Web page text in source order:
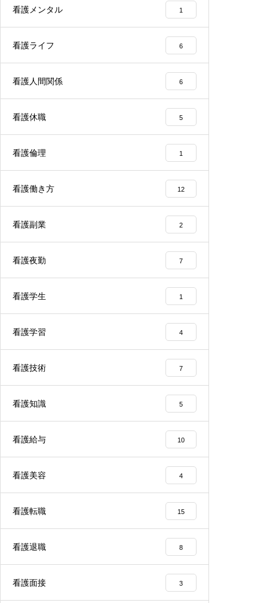
看護メンタル 1
看護ライフ 6
看護人間関係 6
看護休職 5
看護倫理 1
看護働き方 12
看護副業 2
看護夜勤 7
看護学生 1
看護学習 4
看護技術 7
看護知識 5
看護給与 10
看護美容 4
看護転職 15
看護退職 8
看護面接 3